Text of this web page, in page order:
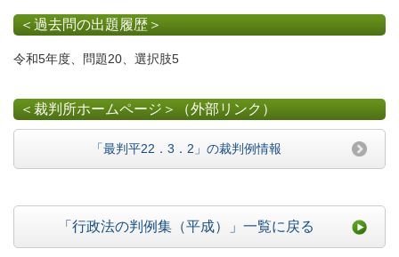
＜過去問の出題履歴＞
令和5年度、問題20、選択肢5
＜裁判所ホームページ＞（外部リンク）
「最判平22．3．2」の裁判例情報
「行政法の判例集（平成）」一覧に戻る